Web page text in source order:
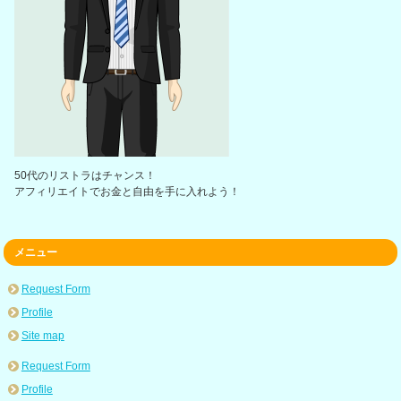
50代のリストラはチャンス！
アフィリエイトでお金と自由を手に入れよう！
メニュー
Request Form
Profile
Site map
Request Form
Profile